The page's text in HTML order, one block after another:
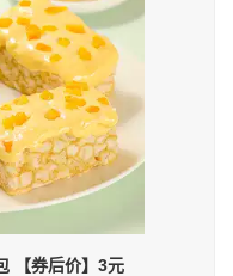
【券后价】3元